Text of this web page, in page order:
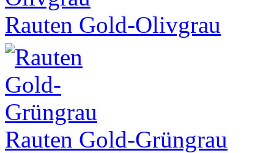
Rauten Gold-Olivgrau
Rauten Gold-Grüngrau